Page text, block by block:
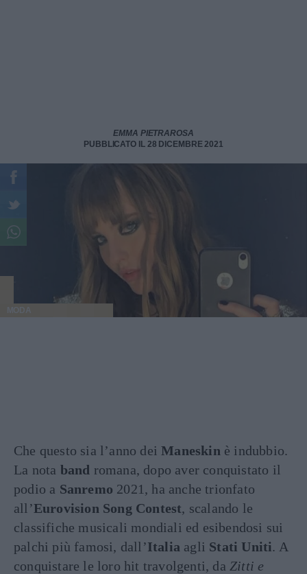
EMMA PIETRAROSA
PUBBLICATO IL 28 DICEMBRE 2021
MODA
Che questo sia l’anno deiManeskin è indubbio.
La nota band romana, dopo aver conquistato il
podio a Sanremo 2021, ha anche trionfato
all’Eurovision Song Contest, scalando le
classifiche musicali mondiali ed esibendosi sui
palchi più famosi, dall’Italia agli Stati Uniti. A
conquistare le loro hit travolgenti, da Zitti e